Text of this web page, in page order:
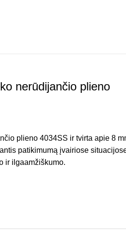
nerūdijančio plieno
plieno 4034SS ir tvirta apie 8
patikimumą įvairiose
ir ilgaamžiškumo.